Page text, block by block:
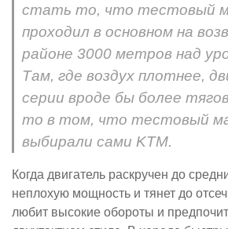
стать то, что тестовый
проходил в основном на
районе 3000 метров над
Там, где воздух плотнее,
серии вроде бы более
то в том, что тестовый
выбирали сами KTM.
Когда двигатель раскручен до
неплохую мощность и тянет до
любит высокие обороты и